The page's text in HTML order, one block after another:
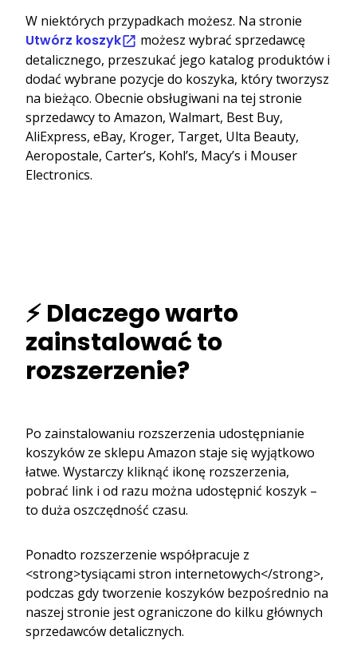
W niektórych przypadkach możesz. Na stronie
Utwórz koszyk
możesz wybrać sprzedawcę
detalicznego, przeszukać jego katalog produktów i
dodać wybrane pozycje do koszyka, który tworzysz
na bieżąco. Obecnie obsługiwani na tej stronie
sprzedawcy to Amazon, Walmart, Best Buy,
AliExpress, eBay, Kroger, Target, Ulta Beauty,
Aeropostale, Carter’s, Kohl’s, Macy’s i Mouser
Electronics.
⚡ Dlaczego warto
zainstalować to
rozszerzenie?
Po zainstalowaniu rozszerzenia udostępnianie
koszyków ze sklepu Amazon staje się wyjątkowo
łatwe. Wystarczy kliknąć ikonę rozszerzenia,
pobrać link i od razu można udostępnić koszyk –
to duża oszczędność czasu.
Ponadto rozszerzenie współpracuje z
<strong>tysiącami stron internetowych</strong>,
podczas gdy tworzenie koszyków bezpośrednio na
naszej stronie jest ograniczone do kilku głównych
sprzedawców detalicznych.